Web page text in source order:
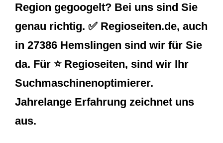
Region gegoogelt? Bei uns sind Sie
genau richtig. ✅ Regioseiten.de, auch
in 27386 Hemslingen sind wir für Sie
da. Für ⭐ Regioseiten, sind wir Ihr
Suchmaschinenoptimierer.
Jahrelange Erfahrung zeichnet uns
aus.